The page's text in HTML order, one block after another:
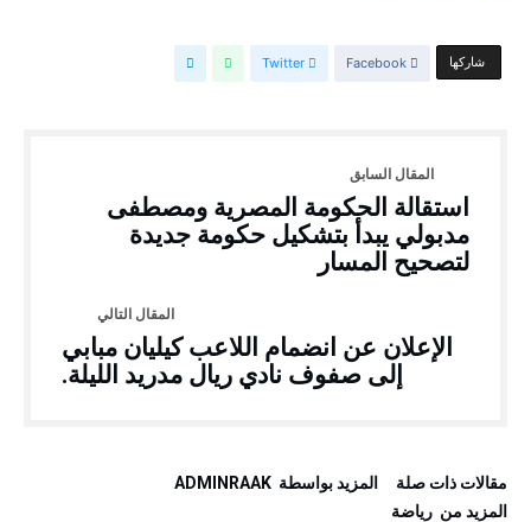
‫‫ شاركها‬ Facebook
Twitter
استقالة الحكومة المصرية ومصطفى
مدبولي يبدأ بتشكيل حكومة جديدة
لتصحيح المسار
الإعلان عن انضمام اللاعب كيليان مبابي
إلى صفوف نادي ريال مدريد الليلة.
‫مقالات ذات صلة‬
‫‫المزيد بواسطة‬ ‬ ADMINRAAK
‫المزيد من ‬ رياضة